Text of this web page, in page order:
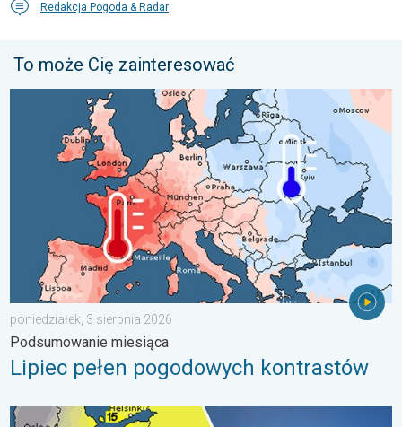
Redakcja Pogoda & Radar
To może Cię zainteresować
Lipiec pełen pogodowych kontrastów. Podsumowanie
poniedziałek, 3 sierpnia 2026
Podsumowanie miesiąca
Lipiec pełen pogodowych kontrastów
Słońce w roli głównej. Piękna pogoda. . . niedziela, 9 sierpnia